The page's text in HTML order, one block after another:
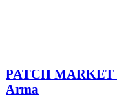
PATCH MARKET
Arma